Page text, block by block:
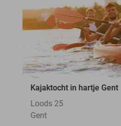
Kajaktocht in hartje Gent
Loods 25
Gent